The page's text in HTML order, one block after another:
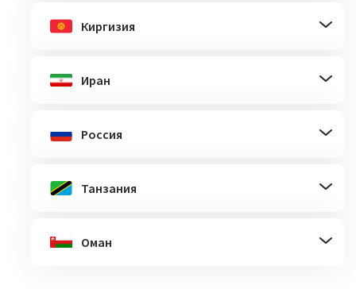
Киргизия
Иран
Россия
Танзания
Оман